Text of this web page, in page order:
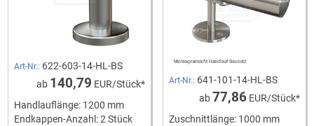
Art-Nr.: 622-603-14-HL-BS
ab 140,79 EUR/Stück*
Handlauflänge: 1200 mm
Endkappen-Anzahl: 2 Stück
Art-Nr.: 641-101-14-HL-BS
ab77,86EUR/Stück*
Zuschnittlänge: 1000 mm